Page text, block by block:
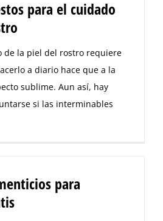
para el cuidado
de la piel del rostro requiere
a diario hace que a la
sublime. Aun así, hay
si las interminables
para